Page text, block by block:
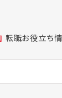
転職お役立ち